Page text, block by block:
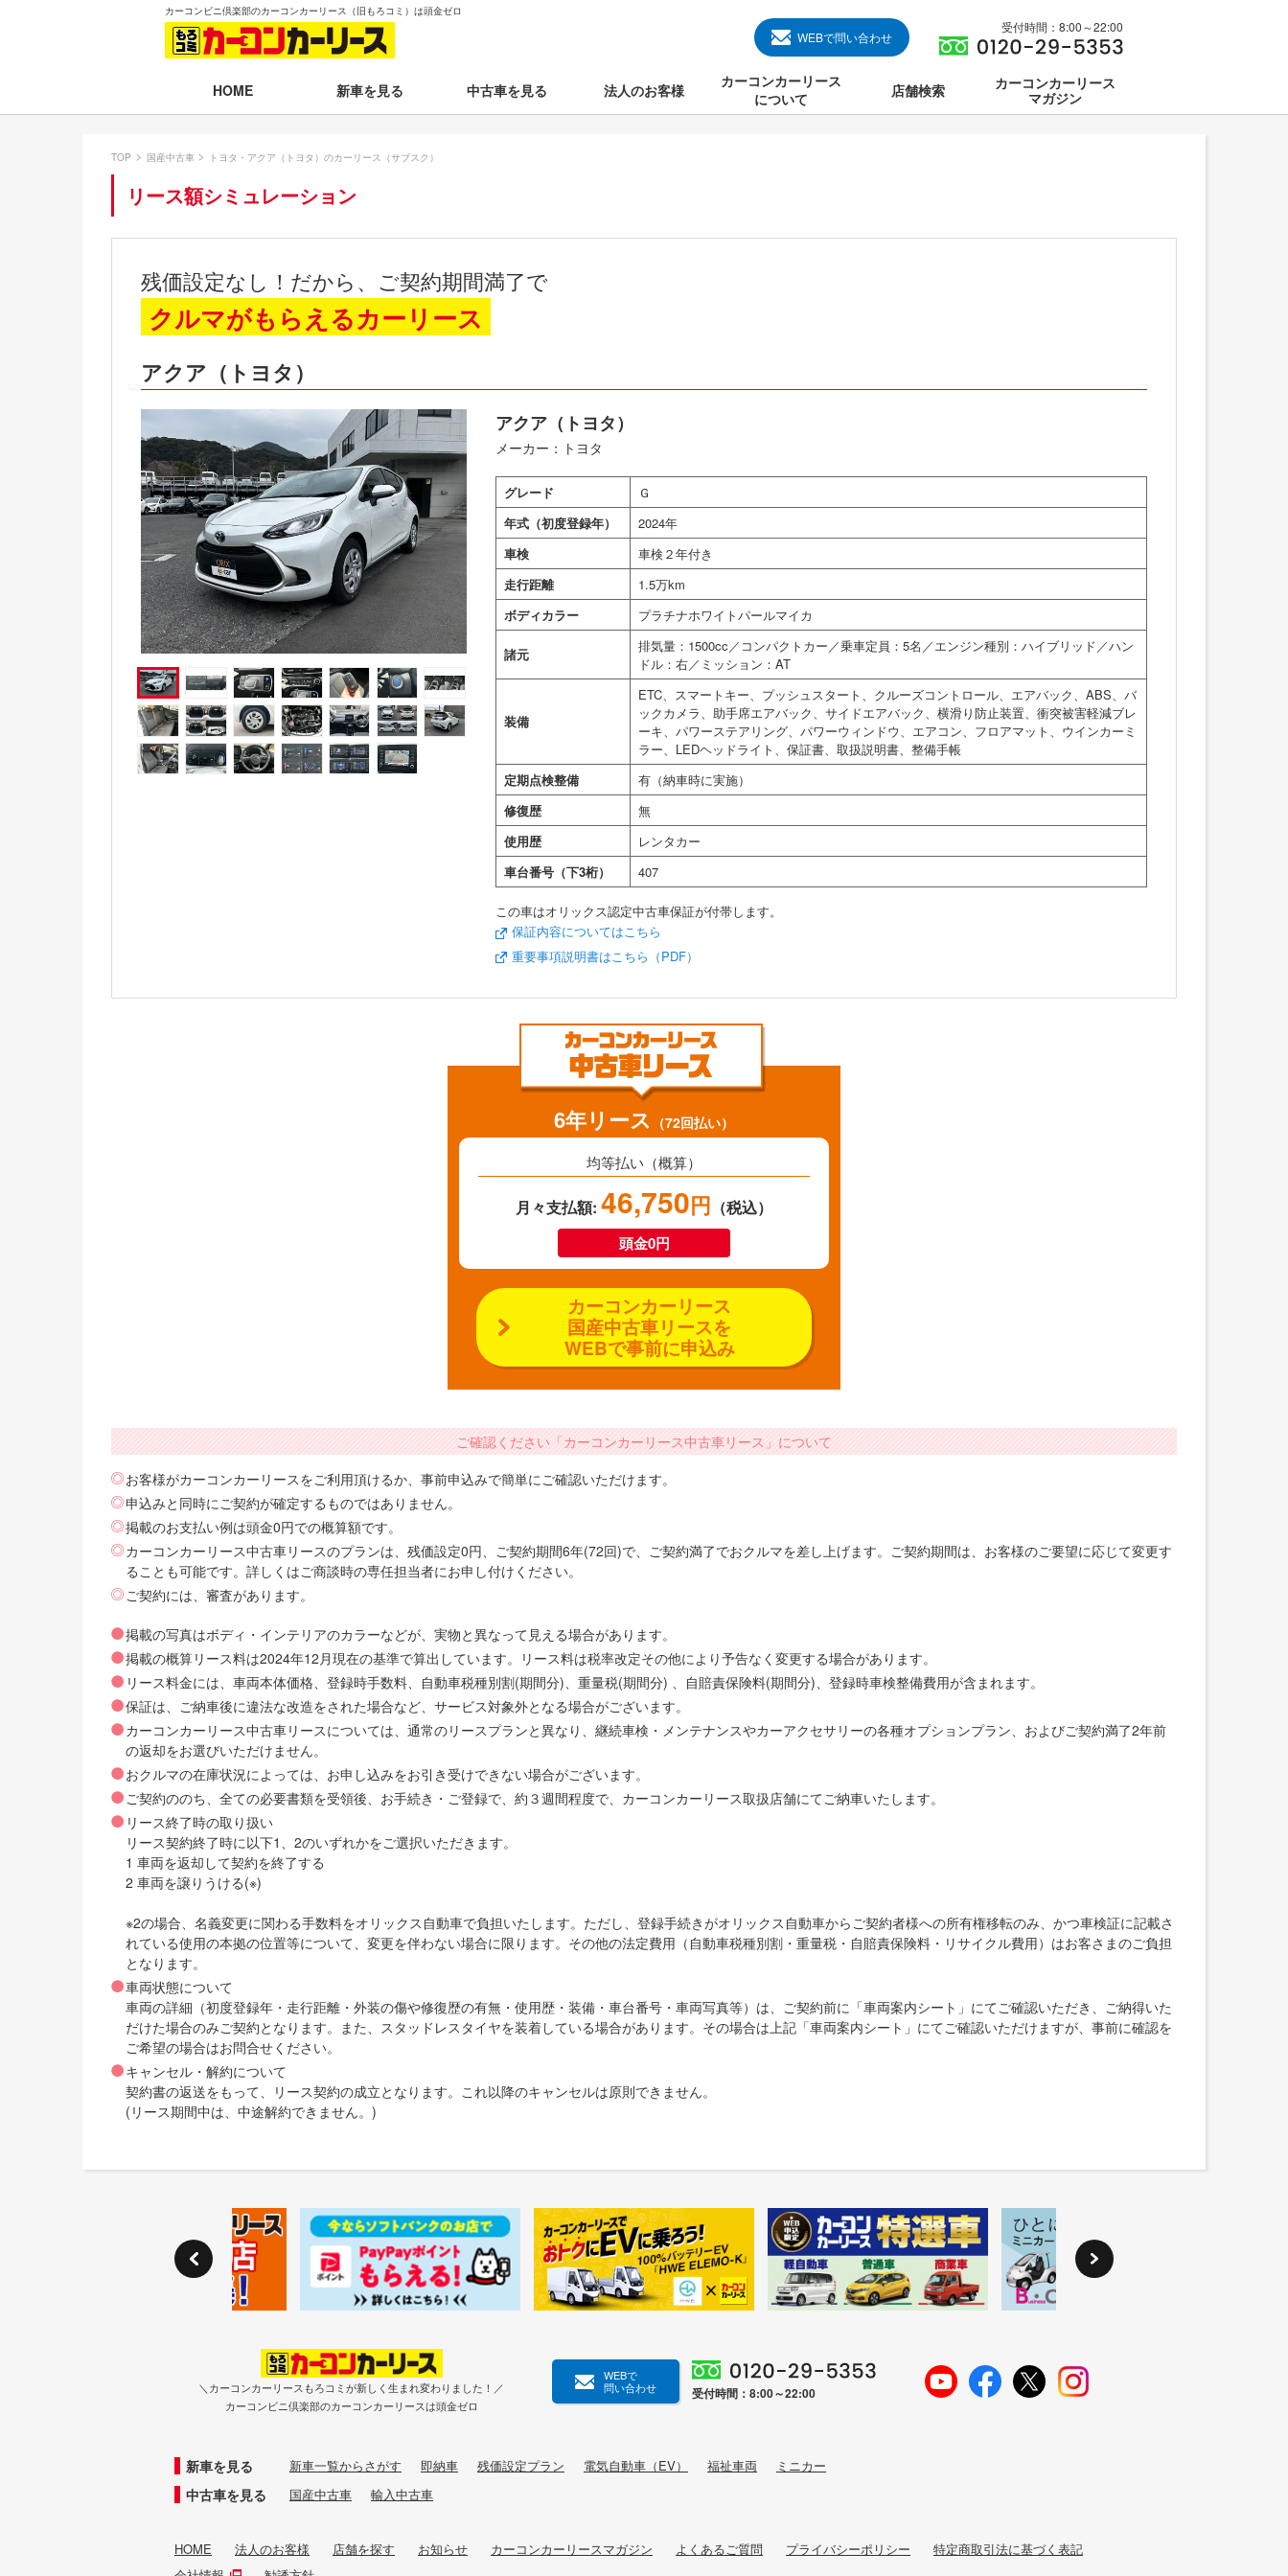
カーコンビニ倶楽部のカーコンカーリース（旧もろコミ）は頭金ゼロ
WEBで問い合わせ
受付時間：8:00～22:00
HOME 新車を見る
月々50,001円以上のクルマを見る
新車一覧から選ぶ
残価設定プラン
電気自動車（EV）
福祉車両
ミニカー
中古車を見る 法人のお客様
カーコンカーリース
について
店舗検索
カーコンカーリース
マガジン
TOP 国産中古車 トヨタ・アクア（トヨタ）のカーリース（サブスク）
リース額シミュレーション
残価設定なし！だから、ご契約期間満了で
クルマがもらえるカーリース
アクア（トヨタ）
アクア（トヨタ）
メーカー：トヨタ
グレード
Ｇ
年式（初度登録年）
2024年
車検
車検２年付き
走行距離
1.5万km
ボディカラー
プラチナホワイトパールマイカ
諸元
排気量：1500cc／コンパクトカー／乗車定員：5名／エンジン種別：ハイブリッド／ハン
ドル：右／ミッション：AT
装備
ETC、スマートキー、プッシュスタート、クルーズコントロール、エアバック、ABS、バ
ックカメラ、助手席エアバック、サイドエアバック、横滑り防止装置、衝突被害軽減ブレ
ーキ、パワーステアリング、パワーウィンドウ、エアコン、フロアマット、ウインカーミ
ラー、LEDヘッドライト、保証書、取扱説明書、整備手帳
定期点検整備
有（納車時に実施）
修復歴
無
使用歴
レンタカー
車台番号（下3桁）
407
この車はオリックス認定中古車保証が付帯します。
保証内容についてはこちら
重要事項説明書はこちら（PDF）
6年リース （72回払い）
均等払い（概算）
月々支払額: 46,750円 （税込）
頭金0円
カーコンカーリース
国産中古車リースを
WEBで事前に申込み
ご確認ください「カーコンカーリース中古車リース」について
お客様がカーコンカーリースをご利用頂けるか、事前申込みで簡単にご確認いただけます。
申込みと同時にご契約が確定するものではありません。
掲載のお支払い例は頭金0円での概算額です。
カーコンカーリース中古車リースのプランは、残価設定0円、ご契約期間6年(72回)で、ご契約満了でおクルマを差し上げます。ご契約期間は、お客様のご要望に応じて変更す
ることも可能です。詳しくはご商談時の専任担当者にお申し付けください。
ご契約には、審査があります。
掲載の写真はボディ・インテリアのカラーなどが、実物と異なって見える場合があります。
掲載の概算リース料は2024年12月現在の基準で算出しています。リース料は税率改定その他により予告なく変更する場合があります。
リース料金には、車両本体価格、登録時手数料、自動車税種別割(期間分)、重量税(期間分) 、自賠責保険料(期間分)、登録時車検整備費用が含まれます。
保証は、ご納車後に違法な改造をされた場合など、サービス対象外となる場合がございます。
カーコンカーリース中古車リースについては、通常のリースプランと異なり、継続車検・メンテナンスやカーアクセサリーの各種オプションプラン、およびご契約満了2年前
の返却をお選びいただけません。
おクルマの在庫状況によっては、お申し込みをお引き受けできない場合がございます。
ご契約ののち、全ての必要書類を受領後、お手続き・ご登録で、約３週間程度で、カーコンカーリース取扱店舗にてご納車いたします。
リース終了時の取り扱い
リース契約終了時に以下1、2のいずれかをご選択いただきます。
1 車両を返却して契約を終了する
2 車両を譲りうける(※)
※2の場合、名義変更に関わる手数料をオリックス自動車で負担いたします。ただし、登録手続きがオリックス自動車からご契約者様への所有権移転のみ、かつ車検証に記載さ
れている使用の本拠の位置等について、変更を伴わない場合に限ります。その他の法定費用（自動車税種別割・重量税・自賠責保険料・リサイクル費用）はお客さまのご負担
となります。
車両状態について
車両の詳細（初度登録年・走行距離・外装の傷や修復歴の有無・使用歴・装備・車台番号・車両写真等）は、ご契約前に「車両案内シート」にてご確認いただき、ご納得いた
だけた場合のみご契約となります。また、スタッドレスタイヤを装着している場合があります。その場合は上記「車両案内シート」にてご確認いただけますが、事前に確認を
ご希望の場合はお問合せください。
キャンセル・解約について
契約書の返送をもって、リース契約の成立となります。これ以降のキャンセルは原則できません。
(リース期間中は、中途解約できません。)
＼カーコンカーリースもろコミが新しく生まれ変わりました！／
カーコンビニ倶楽部のカーコンカーリースは頭金ゼロ
WEBで
問い合わせ
受付時間：8:00～22:00
新車を見る 新車一覧からさがす 即納車 残価設定プラン 電気自動車（EV） 福祉車両 ミニカー
中古車を見る 国産中古車 輸入中古車
HOME 法人のお客様 店舗を探す お知らせ カーコンカーリースマガジン よくあるご質問 プライバシーポリシー
特定商取引法に基づく表記